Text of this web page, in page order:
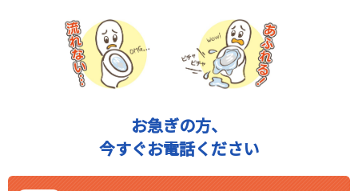
お急ぎの方、
今すぐお電話ください